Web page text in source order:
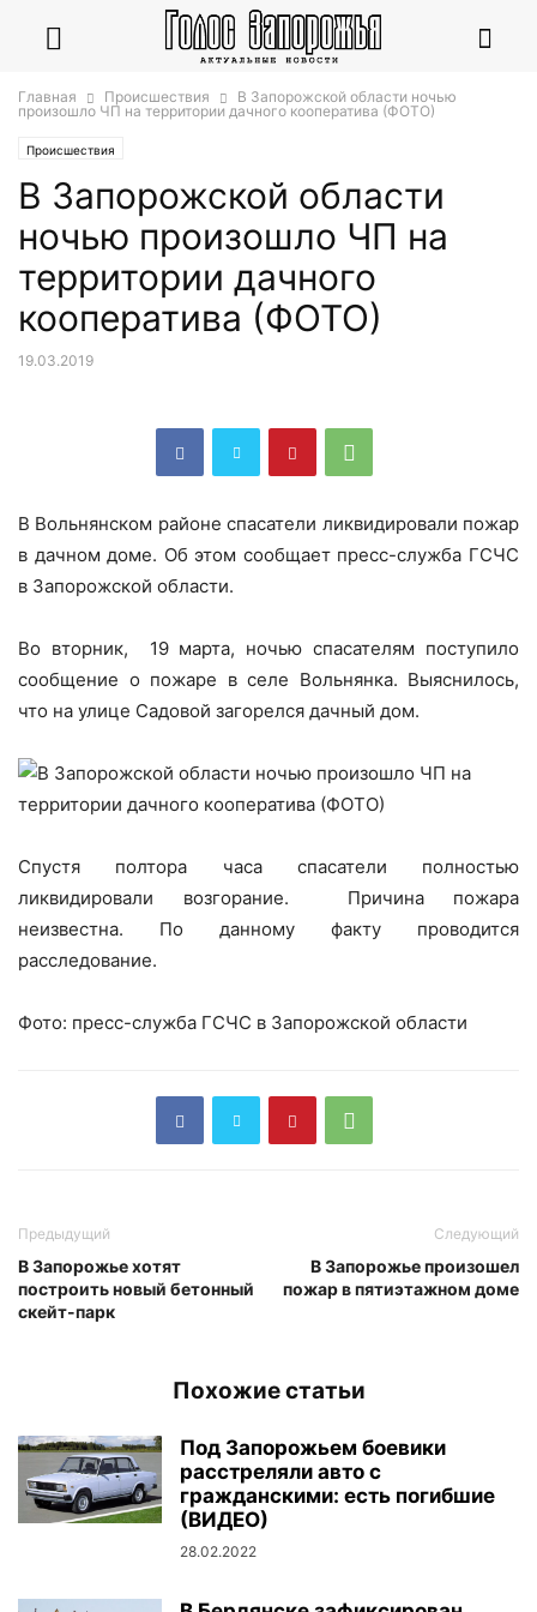
Главная Происшествия
В Запорожской области ночью
произошло ЧП на территории дачного кооператива (ФОТО)
Происшествия
В Запорожской области
ночью произошло ЧП на
территории дачного
кооператива (ФОТО)
19.03.2019
В Вольнянском районе спасатели ликвидировали пожар
в дачном доме. Об этом сообщает пресс-служба ГСЧС
в Запорожской области.
Во вторник, 19 марта, ночью спасателям поступило
сообщение о пожаре в селе Вольнянка. Выяснилось,
что на улице Садовой загорелся дачный дом.
Спустя полтора часа спасатели полностью
ликвидировали возгорание. Причина пожара
неизвестна. По данному факту проводится
расследование.
Фото: пресс-служба ГСЧС в Запорожской области
Предыдущий
В Запорожье хотят
построить новый бетонный
скейт-парк
Следующий
В Запорожье произошел
пожар в пятиэтажном доме
Похожие статьи
Под Запорожьем боевики
расстреляли авто с
гражданскими: есть погибшие
(ВИДЕО)
28.02.2022